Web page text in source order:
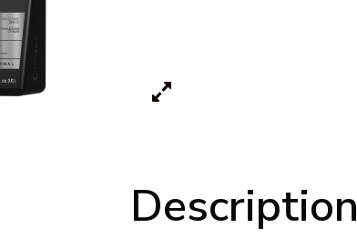
Description